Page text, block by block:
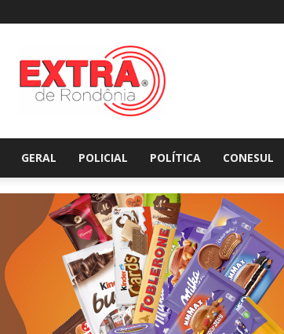
Extraderondonia.com.br
GERAL POLICIAL POLÍTICA CONESUL